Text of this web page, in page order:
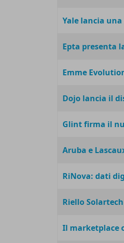
Yale lancia
Epta presenta
Emme
Dojo lancia il
Glint firma il
Aruba e
RiNova: dati
Riello
Il marketplace